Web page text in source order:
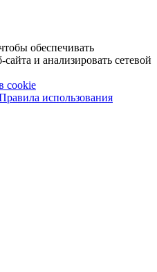
обеспечивать
и анализировать сетевой
cookie
использования